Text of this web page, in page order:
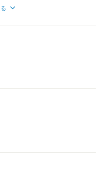
／
やすい！
いよう
フトを増やすなど、できる
合わせて
心ください！
時間